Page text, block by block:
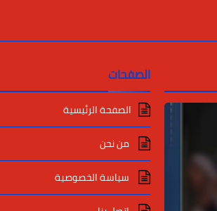
الصفحات
الصفحة الرئيسية
من نحن
سياسة الخصوصية